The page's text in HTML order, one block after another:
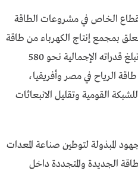
الخاص في مشروعات الطاقة
بمجمع إنتاج الكهرباء من طاقة
الرياح بمنطقة جبل الزيت، الذي تبلغ قدراته الإجمالية نحو 580
الرياح في مصر وأفريقيا،
القومية وتقليل الانبعاثات
المبذولة لتوطين صناعة المعدات
الجديدة والمتجددة داخل